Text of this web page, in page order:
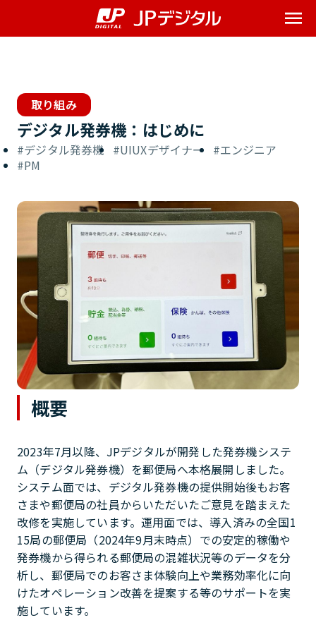
取り組み
デジタル発券機：はじめに
デジタル発券機 UIUXデザイナー
エンジニア
PM
概要
2023年7月以降、JPデジタルが開発した発券機システ
ム（デジタル発券機）を郵便局へ本格展開しました。
システム面では、デジタル発券機の提供開始後もお客
さまや郵便局の社員からいただいたご意見を踏まえた
改修を実施しています。運用面では、導入済みの全国1
15局の郵便局（2024年9月末時点）での安定的稼働や
発券機から得られる郵便局の混雑状況等のデータを分
析し、郵便局でのお客さま体験向上や業務効率化に向
けたオペレーション改善を提案する等のサポートを実
施しています。